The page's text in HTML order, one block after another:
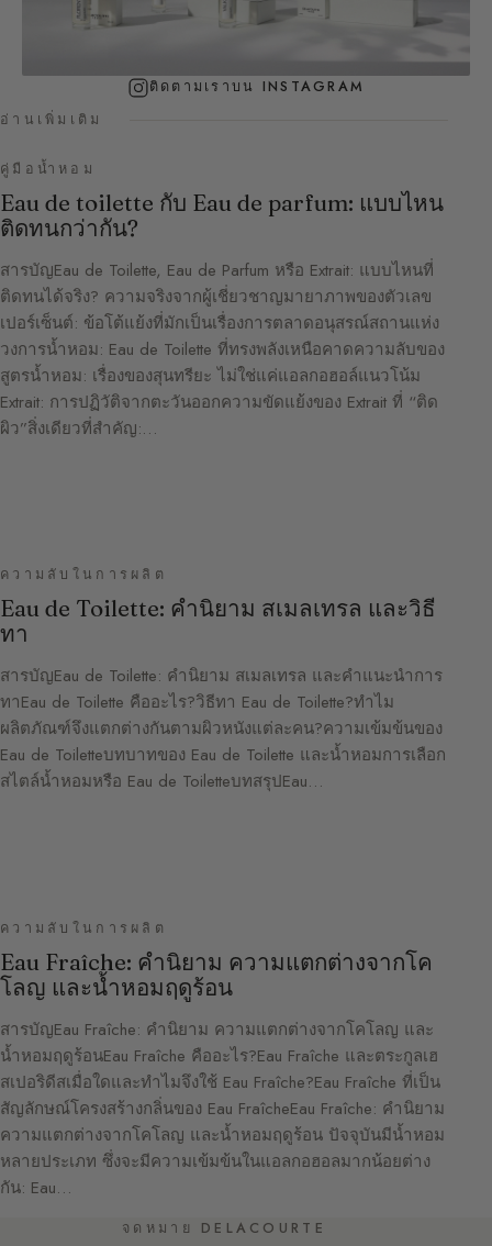
ติดตามเราบน INSTAGRAM
อ่านเพิ่มเติม
คู่มือน้ำหอม
Eau de toilette กับ Eau de parfum: แบบไหน
ติดทนกว่ากัน?
สารบัญEau de Toilette, Eau de Parfum หรือ Extrait: แบบไหนที่
ติดทนได้จริง? ความจริงจากผู้เชี่ยวชาญมายาภาพของตัวเลข
เปอร์เซ็นต์: ข้อโต้แย้งที่มักเป็นเรื่องการตลาดอนุสรณ์สถานแห่ง
วงการน้ำหอม: Eau de Toilette ที่ทรงพลังเหนือคาดความลับของ
สูตรน้ำหอม: เรื่องของสุนทรียะ ไม่ใช่แค่แอลกอฮอล์แนวโน้ม
Extrait: การปฏิวัติจากตะวันออกความขัดแย้งของ Extrait ที่ “ติด
ผิว”สิ่งเดียวที่สำคัญ:…
ความลับในการผลิต
Eau de Toilette: คำนิยาม สเมลเทรล และวิธี
ทา
สารบัญEau de Toilette: คำนิยาม สเมลเทรล และคำแนะนำการ
ทาEau de Toilette คืออะไร?วิธีทา Eau de Toilette?ทำไม
ผลิตภัณฑ์จึงแตกต่างกันตามผิวหนังแต่ละคน?ความเข้มข้นของ
Eau de Toiletteบทบาทของ Eau de Toilette และน้ำหอมการเลือก
สไตล์น้ำหอมหรือ Eau de ToiletteบทสรุปEau…
ความลับในการผลิต
Eau Fraîche: คำนิยาม ความแตกต่างจากโค
โลญ และน้ำหอมฤดูร้อน
สารบัญEau Fraîche: คำนิยาม ความแตกต่างจากโคโลญ และ
น้ำหอมฤดูร้อนEau Fraîche คืออะไร?Eau Fraîche และตระกูลเฮ
สเปอริดีสเมื่อใดและทำไมจึงใช้ Eau Fraîche?Eau Fraîche ที่เป็น
สัญลักษณ์โครงสร้างกลิ่นของ Eau FraîcheEau Fraîche: คำนิยาม
ความแตกต่างจากโคโลญ และน้ำหอมฤดูร้อน ปัจจุบันมีน้ำหอม
หลายประเภท ซึ่งจะมีความเข้มข้นในแอลกอฮอลมากน้อยต่าง
กัน: Eau…
จดหมาย DELACOURTE